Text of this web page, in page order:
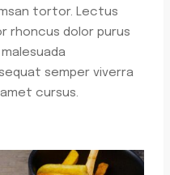
tortor. Lectus
rhoncus dolor purus
semper viverra
cursus.